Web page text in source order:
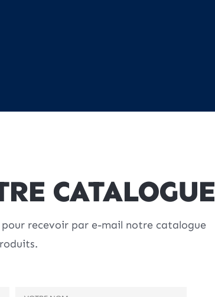
CATALOGUE
pour recevoir par e-mail notre catalogue